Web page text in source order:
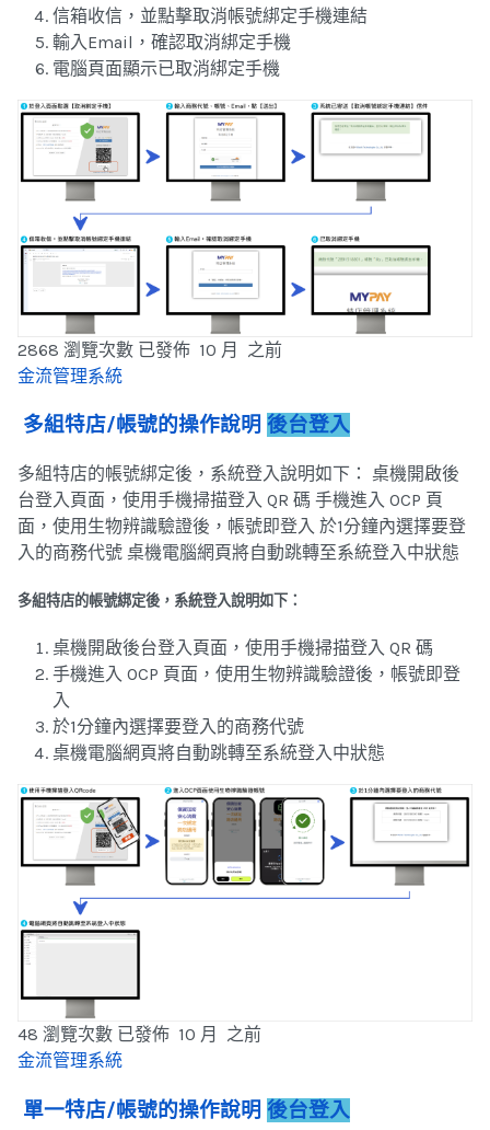
信箱收信，並點擊取消帳號綁定手機連結
輸入Email，確認取消綁定手機
電腦頁面顯示已取消綁定手機
2868 瀏覽次數 已發佈 10 月 之前
金流管理系統
多組特店/帳號的操作說明 後台登入
多組特店的帳號綁定後，系統登入說明如下： 桌機開啟後
台登入頁面，使用手機掃描登入 QR 碼 手機進入 OCP 頁
面，使用生物辨識驗證後，帳號即登入 於1分鐘內選擇要登
入的商務代號 桌機電腦網頁將自動跳轉至系統登入中狀態
多組特店的帳號綁定後，系統登入說明如下：
桌機開啟後台登入頁面，使用手機掃描登入 QR 碼
手機進入 OCP 頁面，使用生物辨識驗證後，帳號即登
入
於1分鐘內選擇要登入的商務代號
桌機電腦網頁將自動跳轉至系統登入中狀態
48 瀏覽次數 已發佈 10 月 之前
金流管理系統
單一特店/帳號的操作說明 後台登入